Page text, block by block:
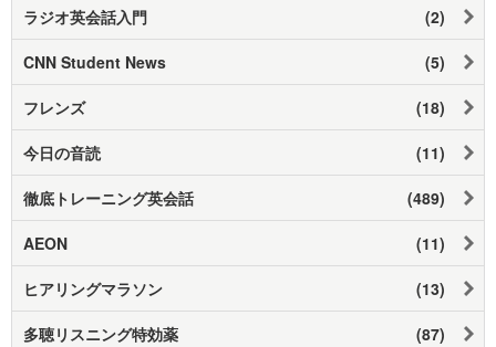
ラジオ英会話入門 (2)
CNN Student News (5)
フレンズ (18)
今日の音読 (11)
徹底トレーニング英会話 (489)
AEON (11)
ヒアリングマラソン (13)
多聴リスニング特効薬 (87)